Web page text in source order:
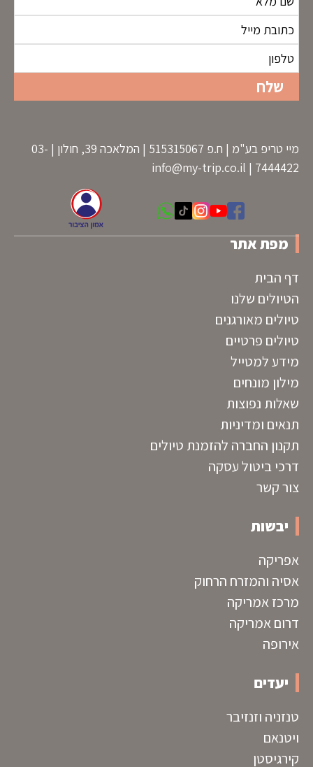
מיי טריפ בע"מ | ח.פ 515315067 | המלאכה 39, חולון | 03-
7444422 |
info@my-trip.co.il
מפת אתר
דף הבית
הטיולים שלנו
טיולים מאורגנים
טיולים פרטיים
מידע למטייל
מילון מונחים
שאלות נפוצות
תנאים ומדיניות
תקנון החברה להזמנת טיולים
דרכי ביטול עסקה
צור קשר
יבשות
אפריקה
אסיה והמזרח הרחוק
מרכז אמריקה
דרום אמריקה
אירופה
יעדים
טנזניה וזנזיבר
ויטנאם
קירגיסטן